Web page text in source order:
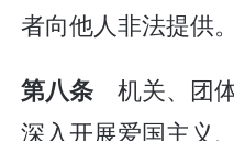
者向他人非法提供。
第八条 机关、团
深入开展爱国主义